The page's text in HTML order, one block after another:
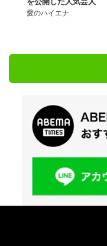
愛のハイエナ